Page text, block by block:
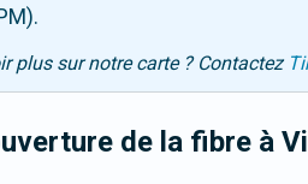
plus sur notre carte ? Contactez
de la fibre à